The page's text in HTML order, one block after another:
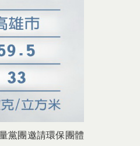
黨團邀請環保團體